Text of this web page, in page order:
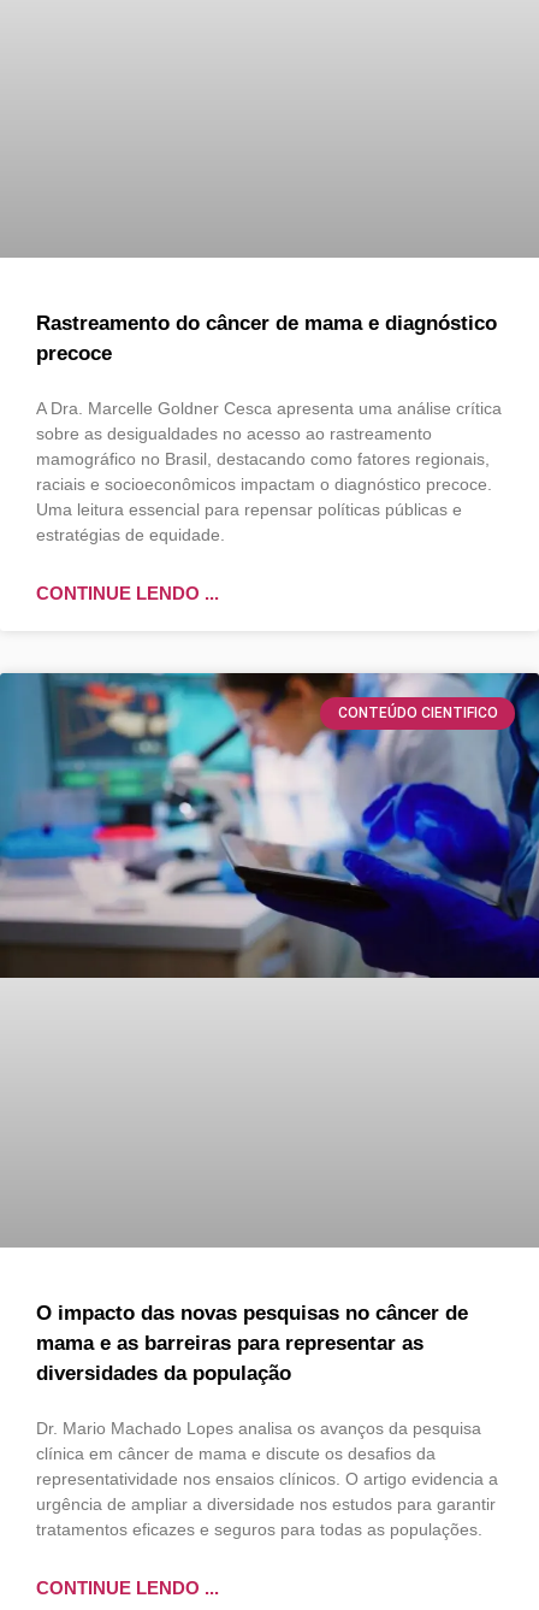
Rastreamento do câncer de mama e diagnóstico
precoce
A Dra. Marcelle Goldner Cesca apresenta uma análise crítica
sobre as desigualdades no acesso ao rastreamento
mamográfico no Brasil, destacando como fatores regionais,
raciais e socioeconômicos impactam o diagnóstico precoce.
Uma leitura essencial para repensar políticas públicas e
estratégias de equidade.
CONTINUE LENDO ...
CONTEÚDO CIENTIFICO
O impacto das novas pesquisas no câncer de
mama e as barreiras para representar as
diversidades da população
Dr. Mario Machado Lopes analisa os avanços da pesquisa
clínica em câncer de mama e discute os desafios da
representatividade nos ensaios clínicos. O artigo evidencia a
urgência de ampliar a diversidade nos estudos para garantir
tratamentos eficazes e seguros para todas as populações.
CONTINUE LENDO ...